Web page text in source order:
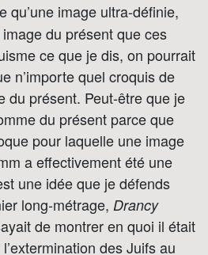
qu’une image ultra-définie,
du présent que ces
ce que je dis, on pourrait
n’importe quel croquis de
du présent. Peut-être que je
du présent parce que
pour laquelle une image
a effectivement été une
une idée que je défends
long-métrage, Drancy
de montrer en quoi il était
des Juifs au